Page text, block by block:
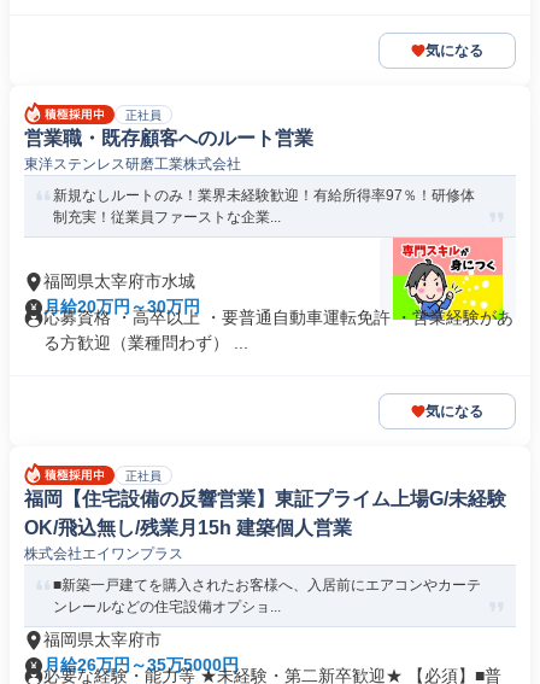
気になる
正社員
営業職・既存顧客へのルート営業
東洋ステンレス研磨工業株式会社
新規なしルートのみ！業界未経験歓迎！有給所得率97％！研修体
制充実！従業員ファーストな企業...
福岡県太宰府市水城
月給20万円～30万円
応募資格 ・高卒以上 ・要普通自動車運転免許 ・営業経験があ
る方歓迎（業種問わず） ...
気になる
正社員
福岡【住宅設備の反響営業】東証プライム上場G/未経験
OK/飛込無し/残業月15h 建築個人営業
株式会社エイワンプラス
■新築一戸建てを購入されたお客様へ、入居前にエアコンやカーテ
ンレールなどの住宅設備オプショ...
福岡県太宰府市
月給26万円～35万5000円
必要な経験・能力等 ★未経験・第二新卒歓迎★ 【必須】■普